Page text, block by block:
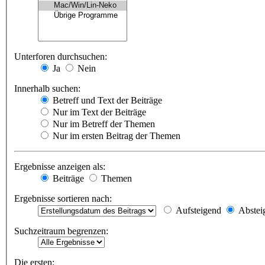
Unterforen durchsuchen:
Ja
Nein
Innerhalb suchen:
Betreff und Text der Beiträge
Nur im Text der Beiträge
Nur im Betreff der Themen
Nur im ersten Beitrag der Themen
Ergebnisse anzeigen als:
Beiträge
Themen
Ergebnisse sortieren nach:
Aufsteigend
Suchzeitraum begrenzen:
Die ersten: